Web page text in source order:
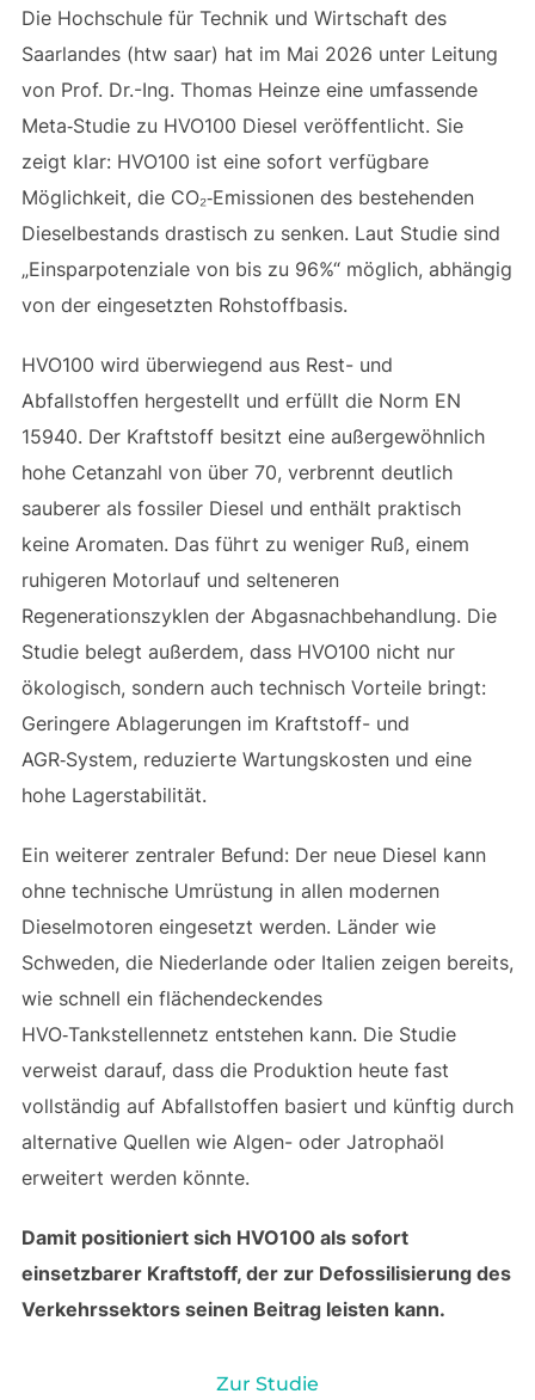
Die Hochschule für Technik und Wirtschaft des
Saarlandes (htw saar) hat im Mai 2026 unter Leitung
von Prof. Dr.-Ing. Thomas Heinze eine umfassende
Meta‑Studie zu HVO100 Diesel veröffentlicht. Sie
zeigt klar: HVO100 ist eine sofort verfügbare
Möglichkeit, die CO₂‑Emissionen des bestehenden
Dieselbestands drastisch zu senken. Laut Studie sind
„Einsparpotenziale von bis zu 96%“ möglich, abhängig
von der eingesetzten Rohstoffbasis.
HVO100 wird überwiegend aus Rest- und
Abfallstoffen hergestellt und erfüllt die Norm EN
15940. Der Kraftstoff besitzt eine außergewöhnlich
hohe Cetanzahl von über 70, verbrennt deutlich
sauberer als fossiler Diesel und enthält praktisch
keine Aromaten. Das führt zu weniger Ruß, einem
ruhigeren Motorlauf und selteneren
Regenerationszyklen der Abgasnachbehandlung. Die
Studie belegt außerdem, dass HVO100 nicht nur
ökologisch, sondern auch technisch Vorteile bringt:
Geringere Ablagerungen im Kraftstoff- und
AGR‑System, reduzierte Wartungskosten und eine
hohe Lagerstabilität.
Ein weiterer zentraler Befund: Der neue Diesel kann
ohne technische Umrüstung in allen modernen
Dieselmotoren eingesetzt werden. Länder wie
Schweden, die Niederlande oder Italien zeigen bereits,
wie schnell ein flächendeckendes
HVO‑Tankstellennetz entstehen kann. Die Studie
verweist darauf, dass die Produktion heute fast
vollständig auf Abfallstoffen basiert und künftig durch
alternative Quellen wie Algen- oder Jatrophaöl
erweitert werden könnte.
Damit positioniert sich HVO100 als sofort
einsetzbarer Kraftstoff, der zur Defossilisierung des
Verkehrssektors seinen Beitrag leisten kann.
Zur Studie